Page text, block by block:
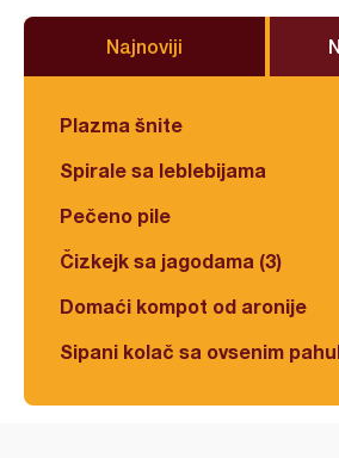
Najnoviji
Plazma šnite
Spirale sa leblebijama
Pečeno pile
Čizkejk sa jagodama (3)
Domaći kompot od aronije
Sipani kolač sa ovsenim